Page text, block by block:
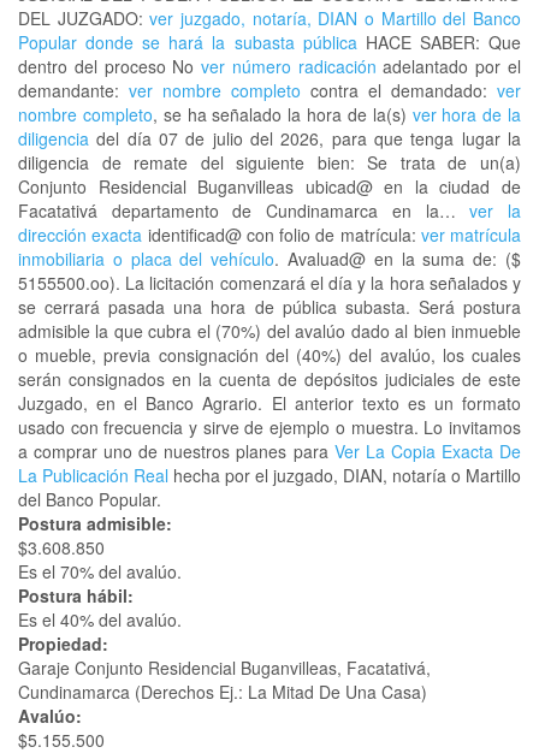
DEL JUZGADO: ver juzgado, notaría, DIAN o Martillo del Banco
Popular donde se hará la subasta públicaHACE SABER: Que
dentro del proceso Nover número radicación adelantado por el
demandante: ver nombre completo contra el demandado: ver
nombre completo, se ha señalado la hora de la(s) ver hora de la
diligencia del día 07 de julio del 2026, para que tenga lugar la
diligencia de remate del siguiente bien: Se trata de un(a)
Conjunto Residencial Buganvilleas ubicad@ en la ciudad de
Facatativá departamento de Cundinamarca en la…ver la
dirección exacta identificad@ con folio de matrícula: ver matrícula
inmobiliaria o placa del vehículo. Avaluad@ en la suma de: ($
5155500.oo). La licitación comenzará el día y la hora señalados y
se cerrará pasada una hora de pública subasta. Será postura
admisible la que cubra el (70%) del avalúo dado al bien inmueble
o mueble, previa consignación del (40%) del avalúo, los cuales
serán consignados en la cuenta de depósitos judiciales de este
Juzgado, en el Banco Agrario. El anterior texto es un formato
usado con frecuencia y sirve de ejemplo o muestra. Lo invitamos
a comprar uno de nuestros planes para Ver La Copia Exacta De
La Publicación Real hecha por el juzgado, DIAN, notaría o Martillo
del Banco Popular.
Postura admisible:
$3.608.850
Es el 70% del avalúo.
Postura hábil:
Es el 40% del avalúo.
Propiedad:
Garaje Conjunto Residencial Buganvilleas, Facatativá,
Cundinamarca (Derechos Ej.: La Mitad De Una Casa)
Avalúo:
$5.155.500